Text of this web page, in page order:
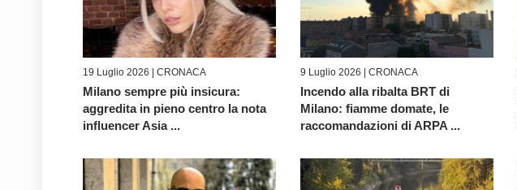
19 Luglio 2026 | CRONACA
Milano sempre più insicura:
aggredita in pieno centro la nota
influencer Asia ...
9 Luglio 2026 | CRONACA
Incendo alla ribalta BRT di
Milano: fiamme domate, le
raccomandazioni di ARPA ...